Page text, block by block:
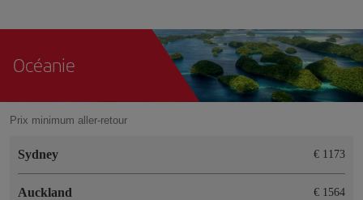
Océanie
Prix minimum aller-retour
Sydney € 1173
Auckland € 1564